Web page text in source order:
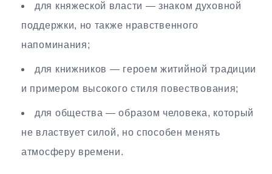
для княжеской власти — знаком духовной
поддержки, но также нравственного
напоминания;
для книжников — героем житийной традиции
и примером высокого стиля повествования;
для общества — образом человека, который
не властвует силой, но способен менять
атмосферу времени.